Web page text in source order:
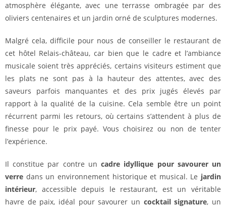
atmosphère élégante, avec une terrasse ombragée par des
oliviers centenaires et un jardin orné de sculptures modernes.
Malgré cela, difficile pour nous de conseiller le restaurant de
cet hôtel Relais-château, car bien que le cadre et l’ambiance
musicale soient très appréciés, certains visiteurs estiment que
les plats ne sont pas à la hauteur des attentes, avec des
saveurs parfois manquantes et des prix jugés élevés par
rapport à la qualité de la cuisine. Cela semble être un point
récurrent parmi les retours, où certains s’attendent à plus de
finesse pour le prix payé. Vous choisirez ou non de tenter
l’expérience.
Il constitue par contre uncadre idyllique pour savourer un
verre dans un environnement historique et musical. Le jardin
intérieur, accessible depuis le restaurant, est un véritable
havre de paix, idéal pour savourer un cocktail signature, un